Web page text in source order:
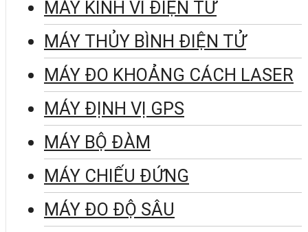
MÁY KINH VĨ ĐIỆN TỬ
MÁY THỦY BÌNH ĐIỆN TỬ
MÁY ĐO KHOẢNG CÁCH LASER
MÁY ĐỊNH VỊ GPS
MÁY BỘ ĐÀM
MÁY CHIẾU ĐỨNG
MÁY ĐO ĐỘ SÂU